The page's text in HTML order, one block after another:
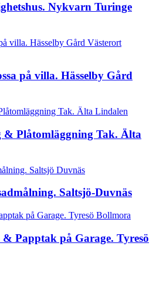
Nykvarn Turinge
på villa. Hässelby Gård
& Plåtomläggning Tak. Älta
Saltsjö-Duvnäs
Papptak på Garage. Tyresö